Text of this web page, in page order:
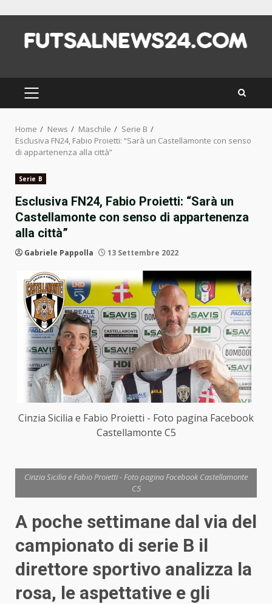
content
PRIMARY
MENU
Home News Maschile
Serie B
Esclusiva FN24, Fabio Proietti: “Sarà un Castellamonte con senso
di appartenenza alla città”
Serie B
Esclusiva FN24, Fabio Proietti: “Sarà un
Castellamonte con senso di appartenenza
alla città”
Gabriele Pappolla 13 Settembre 2022
Cinzia Sicilia e Fabio Proietti - Foto pagina Facebook
Castellamonte C5
Cinzia Sicilia e Fabio Proietti - Foto pagina Facebook Castellamonte
C5
A poche settimane dal via del
campionato di serie B il
direttore sportivo analizza la
rosa, le aspettative e gli